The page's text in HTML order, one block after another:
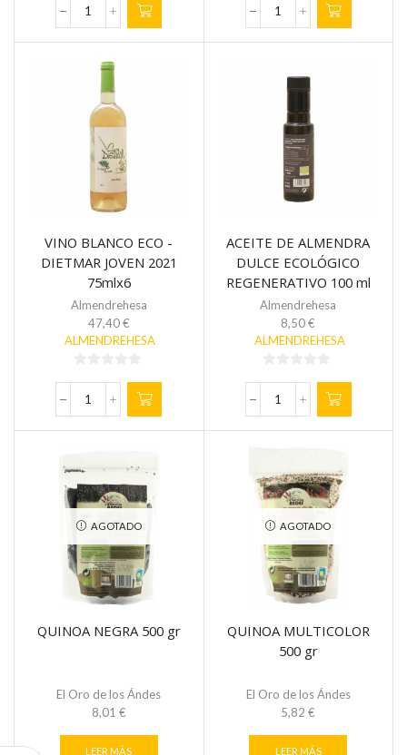
de
5
ACEITE
VIRGEN
EXTRA
ECO
REGENERATIVO
ARBEQUINA
500
ml
cantidad
de
5
VINO
PERIATE
2021
75
cantidad
VINO BLANCO ECO -
DIETMAR JOVEN 2021
75mlx6
Almendrehesa
47,40€
ALMENDREHESA
de
5
VINO
DIETMAR
JOVEN
2021
75mlx6
cantidad
ACEITE DE ALMENDRA
DULCE ECOLÓGICO
REGENERATIVO 100 ml
Almendrehesa
8,50€
ALMENDREHESA
de
5
ACEITE
ECOLÓGICO
REGENERATIVO
100
ml
cantidad
AGOTADO
QUINOA NEGRA 500 gr
El Oro de los Ándes
8,01 €
LEER MÁS
AGOTADO
QUINOA MULTICOLOR
500 gr
El Oro de los Ándes
5,82€
LEER MÁS